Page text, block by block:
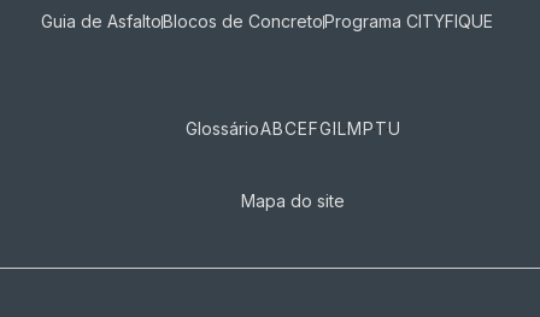
Guia de AsfaltoBlocos de ConcretoPrograma CITYFIQUE
GlossárioABCEFGILMPTU
Mapa do site